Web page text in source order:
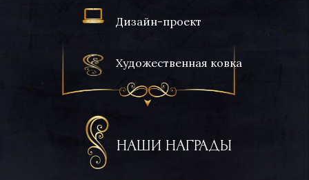
Дизайн-проект
Художественная ковка
НАШИ НАГРАДЫ